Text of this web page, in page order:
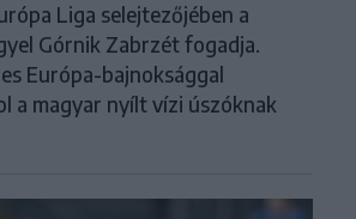
Liga selejtezőjében a
Górnik Zabrzét fogadja.
Európa-bajnoksággal
a magyar nyílt vízi úszóknak